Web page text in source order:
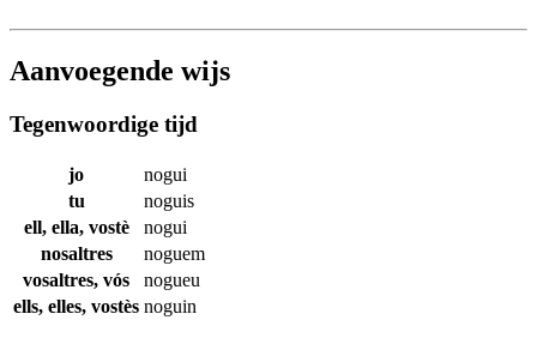
Aanvoegende wijs
Tegenwoordige tijd
jo
nogui
tu
noguis
ell, ella, vostè
nogui
nosaltres
noguem
vosaltres, vós
nogueu
ells, elles, vostès noguin